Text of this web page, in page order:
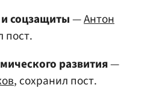
соцзащиты—Антон
пост.
развития—
, сохранил пост.